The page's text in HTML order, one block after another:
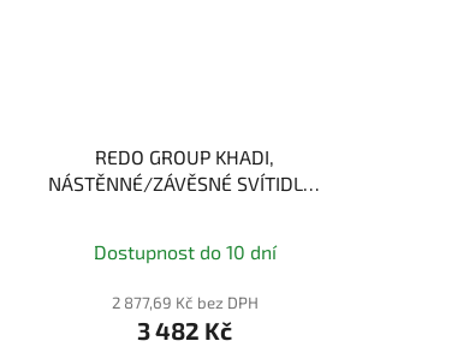
REDO GROUP KHADI,
NÁSTĚNNÉ/ZÁVĚSNÉ SVÍTIDLO,
Dostupnost do 10 dní
2 877,69 Kč bez DPH
3 482 Kč